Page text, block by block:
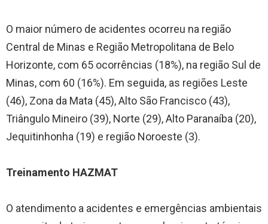
O maior número de acidentes ocorreu na região
Central de Minas e Região Metropolitana de Belo
Horizonte, com 65 ocorrências (18%), na região Sul de
Minas, com 60 (16%). Em seguida, as regiões Leste
(46), Zona da Mata (45), Alto São Francisco (43),
Triângulo Mineiro (39), Norte (29), Alto Paranaíba (20),
Jequitinhonha (19) e região Noroeste (3).
Treinamento HAZMAT
O atendimento a acidentes e emergências ambientais